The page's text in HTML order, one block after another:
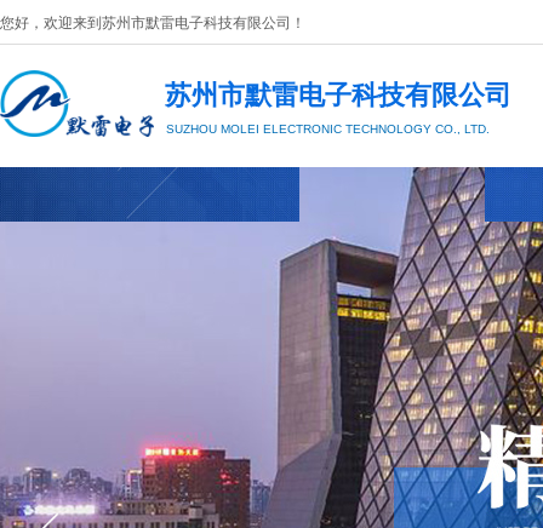
您好，欢迎来到 苏州市默雷电子科技有限公司 ​！
苏州市默雷电子科技有限公司
SUZHOU MOLEI ELECTRONIC TECHNOLOGY CO., LTD.